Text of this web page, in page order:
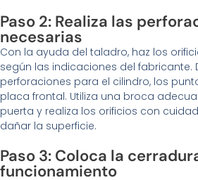
Paso 2: Realiza las
necesarias
Con la ayuda del taladro, haz los
según las indicaciones del fabricante.
perforaciones para el cilindro, los
placa frontal. Utiliza una broca
puerta y realiza los orificios con
dañar la superficie.
Paso 3: Coloca la
funcionamiento